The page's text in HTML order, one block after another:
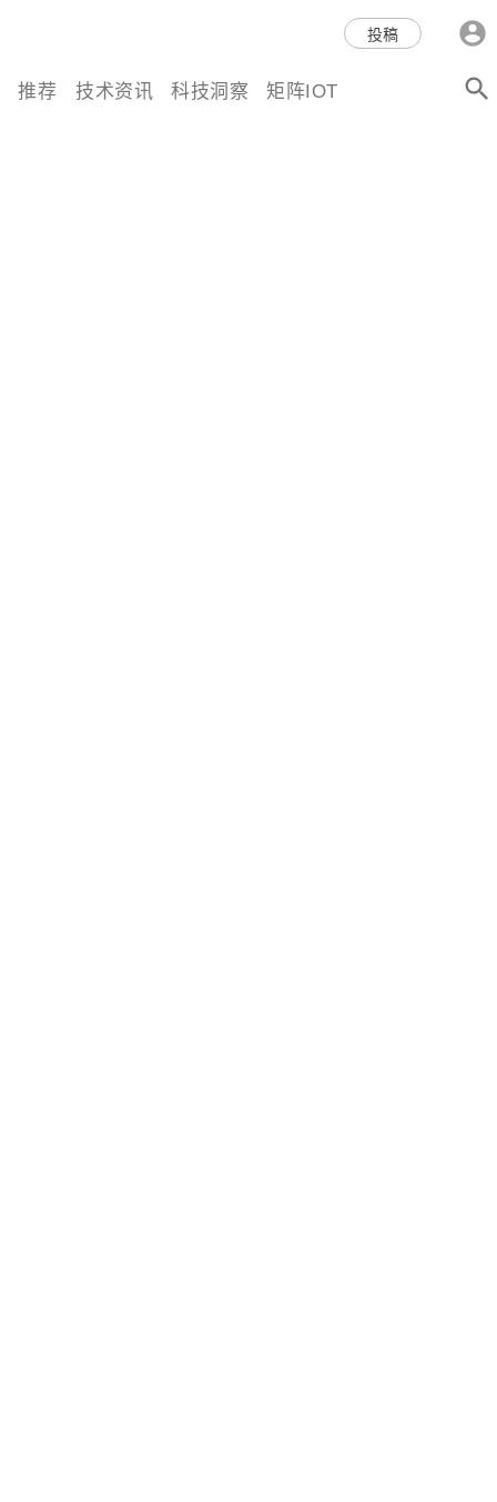
科技互联网,科技,资讯,动态,洞
察,量子,计算,AI,人工智能,机器
投稿
推荐 技术资讯 科技洞察 矩阵IOT